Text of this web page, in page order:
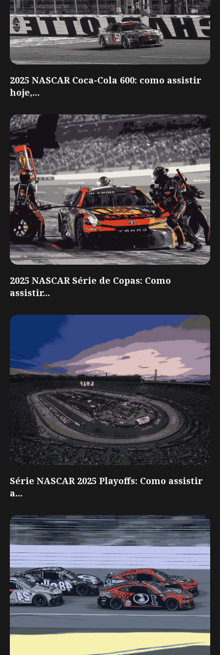
2025 NASCAR Coca-Cola 600: como assistir
hoje,...
2025 NASCAR Série de Copas: Como
assistir...
Série NASCAR 2025 Playoffs: Como assistir
a...